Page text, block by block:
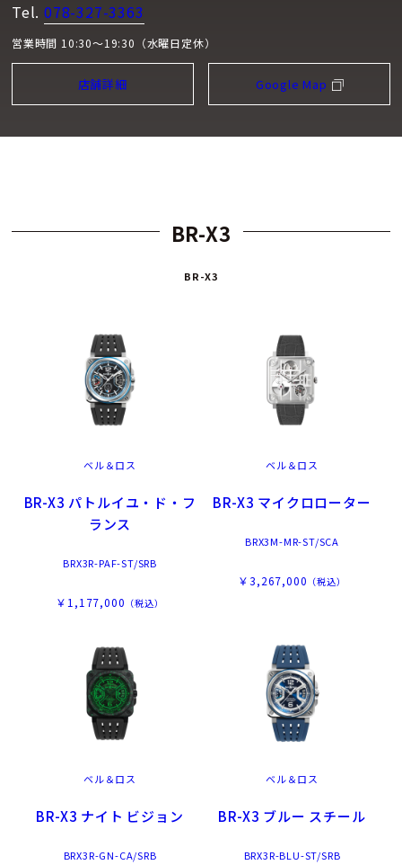
Tel. 078-327-3363
営業時間 10:30～19:30（水曜日定休）
店舗詳細 Google Map
BR-X3
BR-X3
ベル＆ロス
BR-X3 パトルイユ・ド・フ
ランス
BRX3R-PAF-ST/SRB
￥1,177,000 （税込）
ベル＆ロス
BR-X3 マイクロローター
BRX3M-MR-ST/SCA
￥3,267,000 （税込）
ベル＆ロス
BR-X3 ナイト ビジョン
BRX3R-GN-CA/SRB
ベル＆ロス
BR-X3 ブルー スチール
BRX3R-BLU-ST/SRB